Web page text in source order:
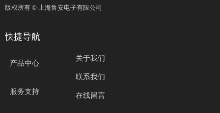
版权所有 © 上海鲁安电子有限公司
产品中心
服务支持
关于我们
联系我们
在线留言
快捷导航